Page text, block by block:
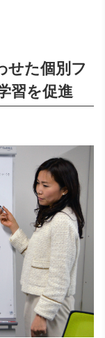
せた個別フ
習を促進